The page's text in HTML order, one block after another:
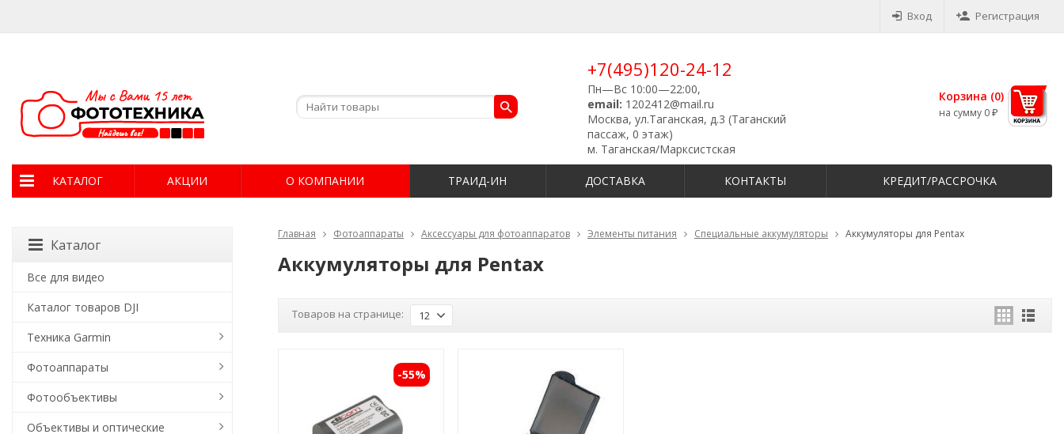
Вход Регистрация
+7(495)120-24-12
Пн—Вс 10:00—22:00,
email: 1202412@mail.ru
Москва, ул.Таганская, д.3 (Таганский
пассаж, 0 этаж)
м. Таганская/Марксистская
Корзина (0)
на сумму 0 ₽
КАТАЛОГ АКЦИИ О КОМПАНИИ ТРАИД-ИН ДОСТАВКА КОНТАКТЫ КРЕДИТ/РАССРОЧКА
Главная Фотоаппараты Аксессуары для фотоаппаратов Элементы питания Специальные аккумуляторы Аккумуляторы для Pentax
Аккумуляторы для Pentax
Товаров на странице: 12
-55%
Каталог
Все для видео
Каталог товаров DJI
Техника Garmin
Фотоаппараты
Фотообъективы
Объективы и оптические